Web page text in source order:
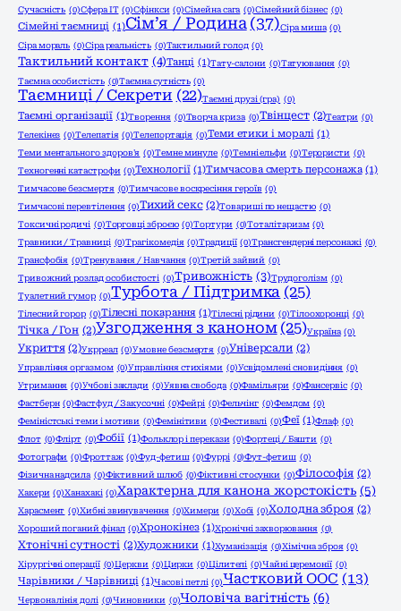
Сучасність (0)Сфера ІТ (0)Сфінкси (0)Сімейна сага (0)Сімейний бізнес (0)
Сімейні таємниці (1)Сім’я / Родина (37)Сіра миша (0)
Сіра мораль (0)Сіра реальність (0)Тактильний голод (0)
Тактильний контакт (4)Танці (1)Тату-салони (0)Татуювання (0)
Таємна особистість (0)Таємна сутність (0)
Таємниці / Секрети (22)Таємні друзі (гра) (0)
Таємні організації (1)Творення (0)Творча криза (0)Твінцест (2)Театри (0)
Телекінез (0)Телепатія (0)Телепортація (0)Теми етики і моралі (1)
Теми ментального здоров'я (0)Темне минуле (0)Темні ельфи (0)Терористи (0)
Техногенні катастрофи (0)Технології (1)Тимчасова смерть персонажа (1)
Тимчасове безсмертя (0)Тимчасове воскресіння героїв (0)
Тимчасові перевтілення (0)Тихий секс (2)Товариші по нещастю (0)
Токсичні родичі (0)Торговці зброєю (0)Тортури (0)Тоталітаризм (0)
Травники / Травниці (0)Трагікомедія (0)Традиції (0)Трансгендерні персонажі (0)
Трансфобія (0)Тренування / Навчання (0)Третій зайвий (0)
Тривожний розлад особистості (0)Тривожність (3)Трудоголізм (0)
Туалетний гумор (0)Турбота / Підтримка (25)
Тілесний горор (0)Тілесні покарання (1)Тілесні рідини (0)Тілоохоронці (0)
Тічка / Гон (2)Узгодження з каноном (25)Україна (0)
Укриття (2)Укрреал (0)Умовне безсмертя (0)Універсали (2)
Управління оргазмом (0)Управління стихіями (0)Усвідомлені сновидіння (0)
Утримання (0)Учбові заклади (0)Уявна свобода (0)Фамільяри (0)Фансервіс (0)
Фастберн (0)Фастфуд / Закусочні (0)Фейрі (0)Фельчінг (0)Фемдом (0)
Феміністські теми і мотиви (0)Фемінітиви (0)Фестивалі (0)Феї (1)Флаф (0)
Флот (0)Флірт (0)Фобії (1)Фольклор і перекази (0)Фортеці / Башти (0)
Фотографи (0)Фроттаж (0)Фуд-фетиш (0)Фуррі (0)Фут-фетиш (0)
Фізична надсила (0)Фіктивний шлюб (0)Фіктивні стосунки (0)Філософія (2)
Хакери (0)Ханахакі (0)Характерна для канона жорстокість (5)
Харасмент (0)Хибні звинувачення (0)Химери (0)Хобі (0)Холодна зброя (2)
Хороший поганий фінал (0)Хронокінез (1)Хронічні захворювання (0)
Хтонічні сутності (2)Художники (1)Хуманізація (0)Хімічна зброя (0)
Хірургічні операції (0)Церкви (0)Цирки (0)Цілителі (0)Чайні церемонії (0)
Чарівники / Чарівниці (1)Часові петлі (0)Частковий ООС (13)
Червона лінія долі (0)Чиновники (0)Чоловіча вагітність (6)